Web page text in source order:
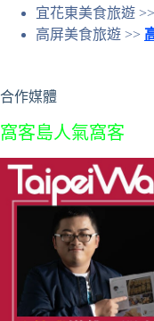
宜花東美食旅遊 >>
高屏美食旅遊 >>
合作媒體
窩客島人氣窩客